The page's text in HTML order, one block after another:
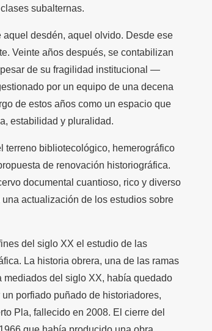
subalternas.
desdén, aquel olvido. Desde ese
Veinte años después, se contabilizan
de su fragilidad institucional —
por un equipo de una decena
de estos años como un espacio que
estabilidad y pluralidad.
terreno bibliotecológico, hemerográfico
de renovación historiográfica.
documental cuantioso, rico y diverso
actualización de los estudios sobre
del siglo XX el estudio de las
La historia obrera, una de las ramas
del siglo XX, había quedado
porfiado puñado de historiadores,
Pla, fallecido en 2008. El cierre del